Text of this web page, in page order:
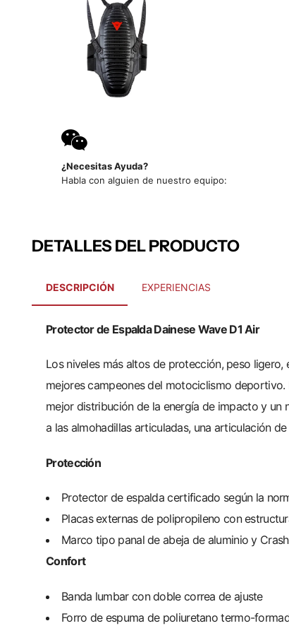
¿Necesitas Ayuda?
Habla con alguien de nuestro equipo:
DETALLES DEL PRODUCTO
DESCRIPCIÓN EXPERIENCIAS
Protector de Espalda Dainese Wave D1 Air
Los niveles más altos de protección, peso
mejores campeones del motociclismo
mejor distribución de la energía de impacto y un
a las almohadillas articuladas, una articulación
Protección
Protector de espalda certificado según la
Placas externas de polipropileno con
Marco tipo panal de abeja de aluminio y
Confort
Banda lumbar con doble correa de ajuste
Forro de espuma de poliuretano termo-